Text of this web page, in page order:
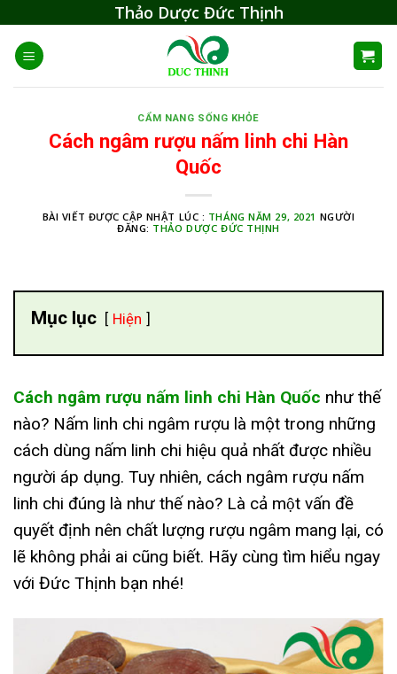
content
Thảo Dược Đức Thịnh
CẨM NANG SỐNG KHỎE
Cách ngâm rượu nấm linh chi Hàn
Quốc
BÀI VIẾT ĐƯỢC CẬP NHẬT LÚC : THÁNG NĂM 29, 2021 NGƯỜI
ĐĂNG: THẢO DƯỢC ĐỨC THỊNH
Mục lục Hiện
Cách ngâm rượu nấm linh chi Hàn Quốc như thế
nào? Nấm linh chi ngâm rượu là một trong những
cách dùng nấm linh chi hiệu quả nhất được nhiều
người áp dụng. Tuy nhiên, cách ngâm rượu nấm
linh chi đúng là như thế nào? Là cả một vấn đề
quyết định nên chất lượng rượu ngâm mang lại, có
lẽ không phải ai cũng biết. Hãy cùng tìm hiểu ngay
với Đức Thịnh bạn nhé!